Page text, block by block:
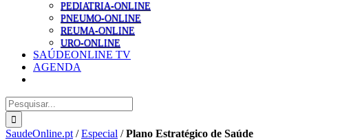
PEDIATRIA-ONLINE
PNEUMO-ONLINE
REUMA-ONLINE
URO-ONLINE
SAÚDEONLINE TV
AGENDA
Pesquisar
SaudeOnline.pt /Especial /Plano Estratégico de Saúde